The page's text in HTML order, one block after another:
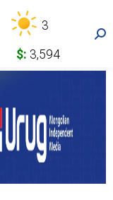
3
$: 3,594